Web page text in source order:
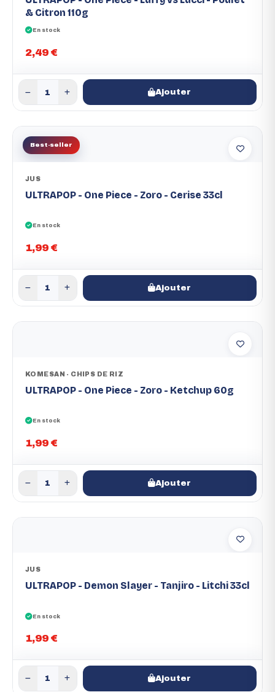
& Citron 110g
En stock
2,49 €
Ajouter
Best-seller
JUS
ULTRAPOP - One Piece - Zoro - Cerise 33cl
En stock
1,99 €
Ajouter
KOMESAN - CHIPS DE RIZ
ULTRAPOP - One Piece - Zoro - Ketchup 60g
En stock
1,99 €
Ajouter
JUS
ULTRAPOP - Demon Slayer - Tanjiro - Litchi 33cl
En stock
1,99 €
Ajouter